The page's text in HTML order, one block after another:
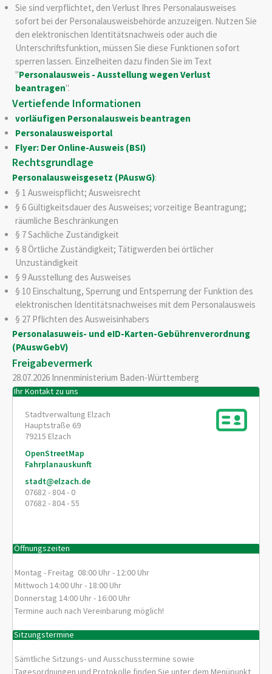
Sie sind verpflichtet, den Verlust Ihres Personalausweises
sofort bei der Personalausweisbehörde anzuzeigen. Nutzen Sie
den elektronischen Identitätsnachweis oder auch die
Unterschriftsfunktion, müssen Sie diese Funktionen sofort
sperren lassen. Einzelheiten dazu finden Sie im Text
"Personalausweis - Ausstellung wegen Verlust
beantragen".
Vertiefende Informationen
vorläufigen Personalausweis beantragen
Personalausweisportal
Flyer: Der Online-Ausweis (BSI)
Rechtsgrundlage
Personalausweisgesetz (PAuswG):
§ 1 Ausweispflicht; Ausweisrecht
§ 6 Gültigkeitsdauer des Ausweises; vorzeitige Beantragung;
räumliche Beschränkungen
§ 7 Sachliche Zuständigkeit
§ 8 Örtliche Zuständigkeit; Tätigwerden bei örtlicher
Unzuständigkeit
§ 9 Ausstellung des Ausweises
§ 10 Einschaltung, Sperrung und Entsperrung der Funktion des
elektronischen Identitätsnachweises mit dem Personalausweis
§ 27 Pflichten des Ausweisinhabers
Personalasuweis- und eID-Karten-Gebührenverordnung
(PAuswGebV)
Freigabevermerk
28.07.2026 Innenministerium Baden-Württemberg
Ihr Kontakt zu uns
Stadtverwaltung Elzach
Hauptstraße 69
79215 Elzach
OpenStreetMap
Fahrplanauskunft
stadt@elzach.de
07682 - 804 - 0
07682 - 804 - 55
Öffnungszeiten
Montag - Freitag 08:00 Uhr - 12:00 Uhr
Mittwoch 14:00 Uhr - 18:00 Uhr
Donnerstag 14:00 Uhr - 16:00 Uhr
Termine auch nach Vereinbarung möglich!
Sitzungstermine
Sämtliche Sitzungs- und Ausschusstermine sowie
Tagesordnungen und Protokolle finden Sie unter dem Menüpunkt